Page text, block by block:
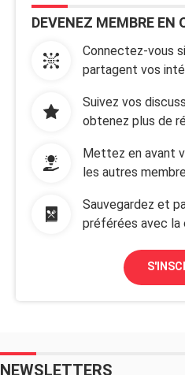
DEVENEZ MEMBRE EN
Connectez-vous
partagent vos
Suivez vos
obtenez plus de
Mettez en avant
les autres
Sauvegardez et
préférées avec la
NEWSLETTERS